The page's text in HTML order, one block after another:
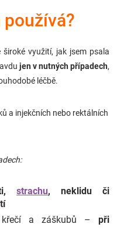
využití, jak jsem psala
jen v nutných případech,
léčbě.
a injekčních nebo rektálních
strachu, neklidu či
křečí a záškubů – při